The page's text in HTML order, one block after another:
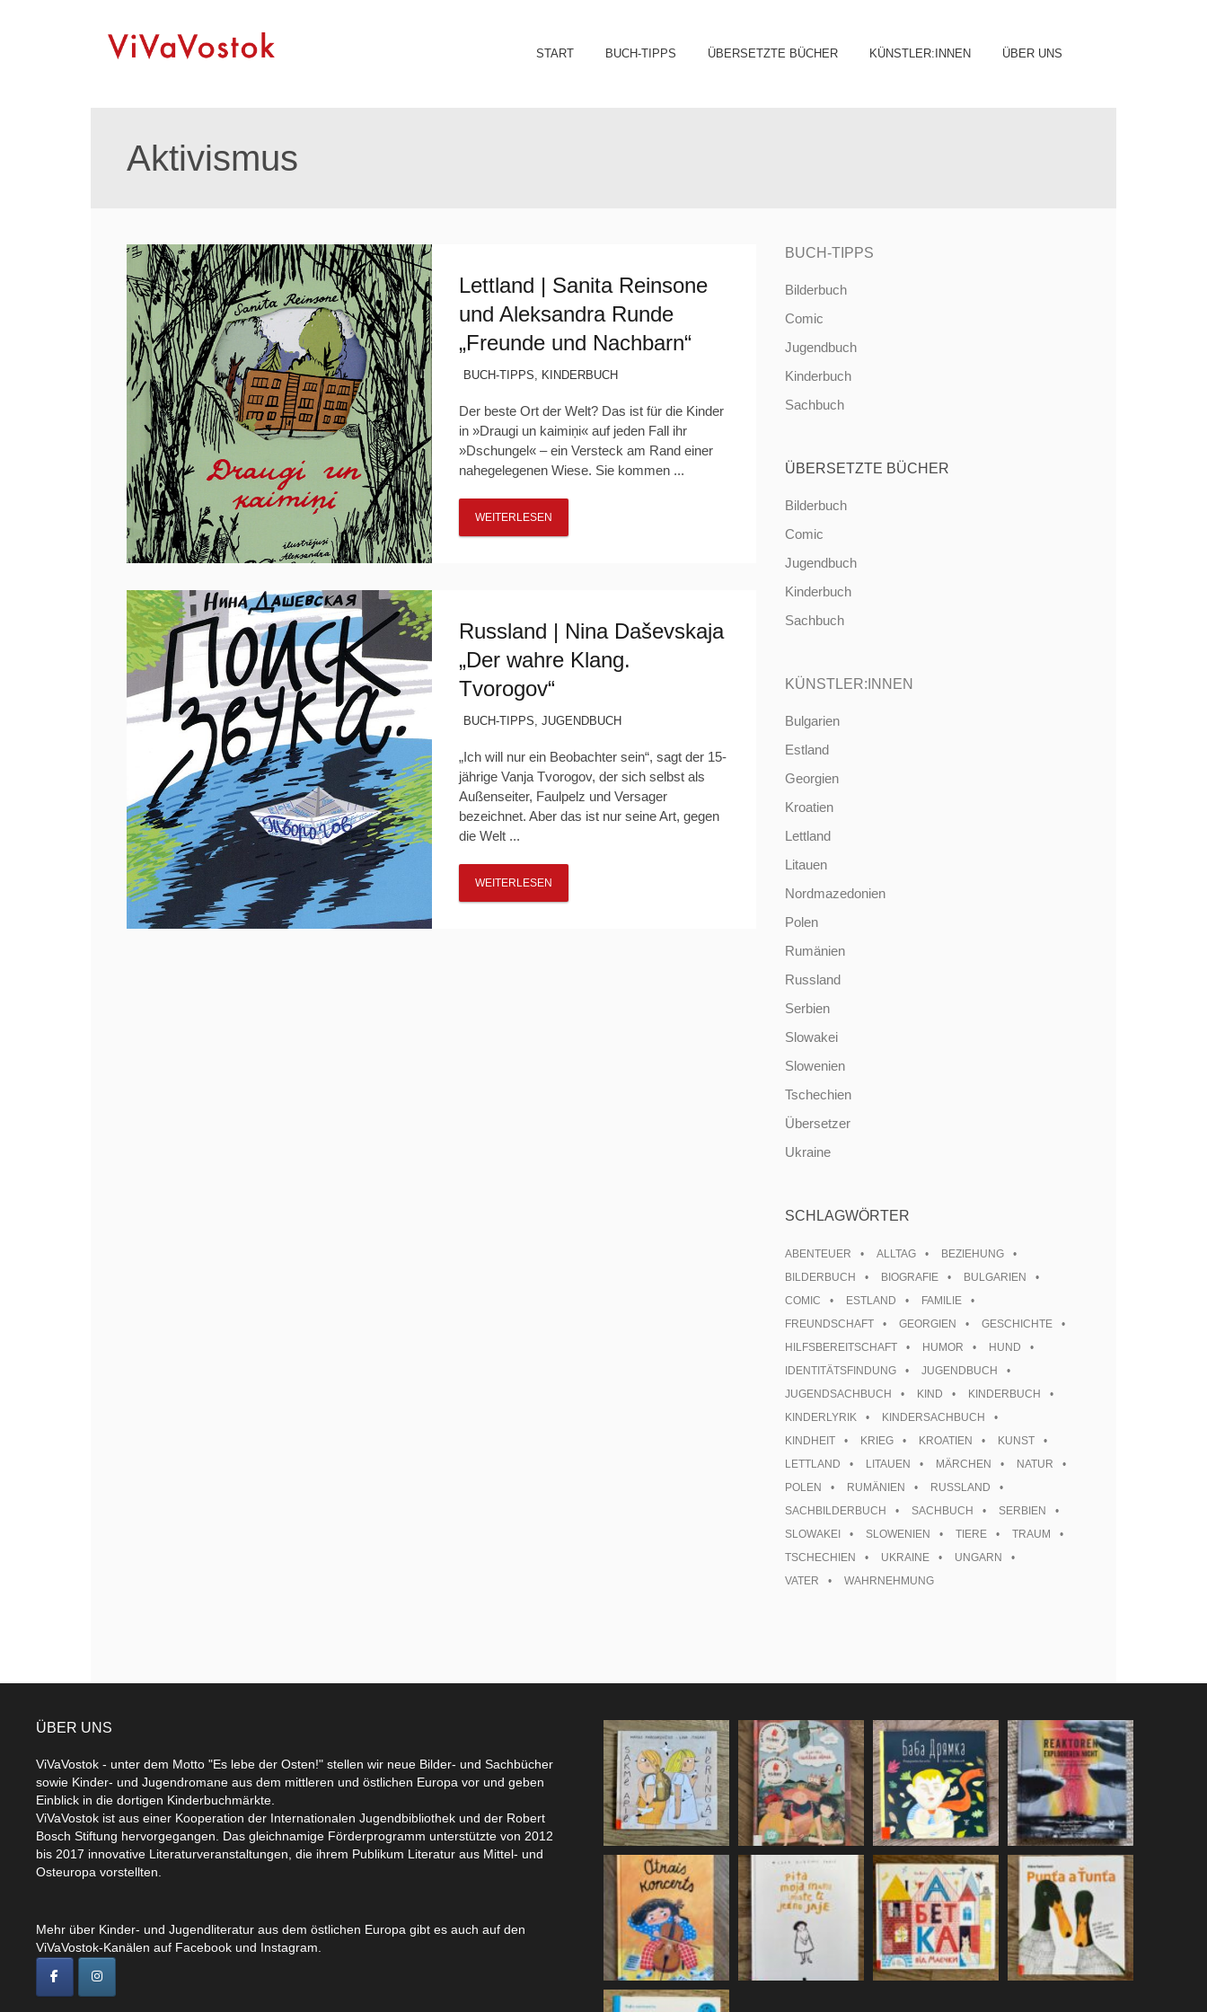
Skip
START BUCH-TIPPS ÜBERSETZTE BÜCHER KÜNSTLER:INNEN ÜBER UNS
Aktivismus
Lettland | Sanita Reinsone
und Aleksandra Runde
„Freunde und Nachbarn“
BUCH-TIPPS, KINDERBUCH
Der beste Ort der Welt? Das ist für die Kinder
in »Draugi un kaimiņi« auf jeden Fall ihr
»Dschungel« – ein Versteck am Rand einer
nahegelegenen Wiese. Sie kommen ...
WEITERLESEN
Russland | Nina Daševskaja
„Der wahre Klang.
Tvorogov“
BUCH-TIPPS, JUGENDBUCH
„Ich will nur ein Beobachter sein“, sagt der 15-
jährige Vanja Tvorogov, der sich selbst als
Außenseiter, Faulpelz und Versager
bezeichnet. Aber das ist nur seine Art, gegen
die Welt ...
WEITERLESEN
BUCH-TIPPS
Bilderbuch
Comic
Jugendbuch
Kinderbuch
Sachbuch
ÜBERSETZTE BÜCHER
Bilderbuch
Comic
Jugendbuch
Kinderbuch
Sachbuch
KÜNSTLER:INNEN
Bulgarien
Estland
Georgien
Kroatien
Lettland
Litauen
Nordmazedonien
Polen
Rumänien
Russland
Serbien
Slowakei
Slowenien
Tschechien
Übersetzer
Ukraine
SCHLAGWÖRTER
ABENTEUER ALLTAG
BEZIEHUNG
BILDERBUCH
BIOGRAFIE
BULGARIEN
COMIC
ESTLAND
FAMILIE
FREUNDSCHAFT
GEORGIEN
GESCHICHTE
HILFSBEREITSCHAFT
HUMOR
HUND
IDENTITÄTSFINDUNG
JUGENDBUCH
JUGENDSACHBUCH
KIND
KINDERBUCH
KINDERLYRIK
KINDERSACHBUCH
KINDHEIT
KRIEG KROATIEN
KUNST
LETTLAND
LITAUEN MÄRCHEN
NATUR
POLEN
RUMÄNIEN
RUSSLAND
SACHBILDERBUCH
SACHBUCH
SERBIEN
SLOWAKEI
SLOWENIEN TIERE
TRAUM
TSCHECHIEN
UKRAINE
UNGARN
VATER
WAHRNEHMUNG
ÜBER UNS
ViVaVostok - unter dem Motto "Es lebe der Osten!" stellen wir neue Bilder- und Sachbücher
sowie Kinder- und Jugendromane aus dem mittleren und östlichen Europa vor und geben
Einblick in die dortigen Kinderbuchmärkte.
ViVaVostok ist aus einer Kooperation der Internationalen Jugendbibliothek und der Robert
Bosch Stiftung hervorgegangen. Das gleichnamige Förderprogramm unterstützte von 2012
bis 2017 innovative Literaturveranstaltungen, die ihrem Publikum Literatur aus Mittel- und
Osteuropa vorstellten.
Mehr über Kinder- und Jugendliteratur aus dem östlichen Europa gibt es auch auf den
ViVaVostok-Kanälen auf Facebook und Instagram.